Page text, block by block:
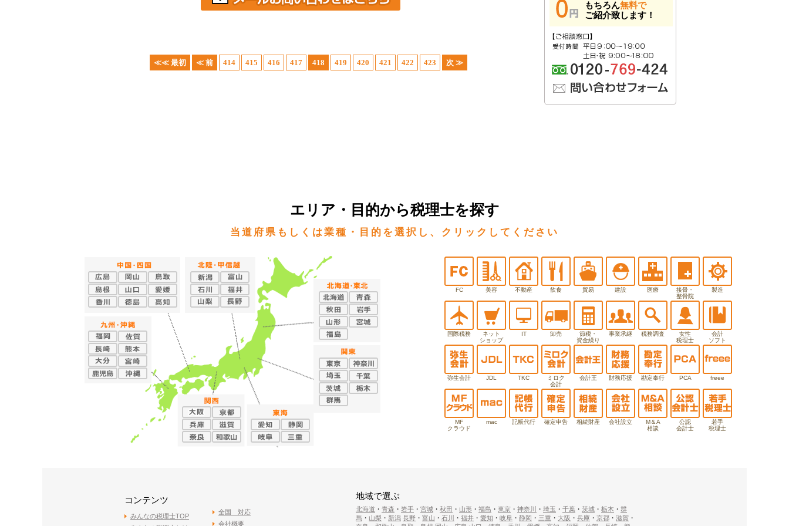
≪≪ 最初 ≪ 前 414 415 416 417 418 419 420 421 422 423 次 ≫
もちろん無料で
ご紹介致します！
エリア・目的から税理士を探す
当道府県もしくは業種・目的を選択し、クリックしてください
FC 美容 不動産 飲食 貿易 建設 医療
接骨・
整骨院
製造
国際税務
ネット
ショップ
IT 卸売
節税・
資金繰り
事業承継 税務調査
女性
税理士
会計
ソフト
弥生会計 JDL TKC
ミロク
会計
会計王 財務応援 勘定奉行 PCA freee
MF
クラウド
mac 記帳代行 確定申告 相続財産 会社設立
M＆A
相談
公認
会計士
若手
税理士
コンテンツ
みんなの税理士TOP
全国 対応
会社概要
地域で選ぶ
北海道 ・ 青森 ・ 岩手 ・ 宮城 ・ 秋田 ・ 山形 ・ 福島 ・ 東京 ・ 神奈川 ・ 埼玉 ・ 千葉 ・ 茨城 ・ 栃木 ・ 群
馬 ・ 山梨 ・ 新潟 長野 ・ 富山 ・ 石川 ・ 福井 ・ 愛知 ・ 岐阜 ・ 静岡 ・ 三重 ・ 大阪 ・ 兵庫 ・ 京都 ・ 滋賀 ・